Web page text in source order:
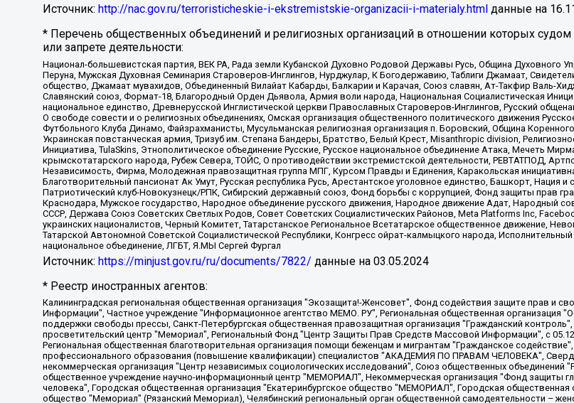
Источник: http://nac.gov.ru/terroristicheskie-i-ekstremistskie-organizacii-i-materialy.html данные на
* Перечень общественных объединений и религиозных организаций в отношении которых
или запрете деятельности:
Национал-большевистская партия, ВЕК РА, Рада земли Кубанской Духовно Родовой Державы Русь, Община Духовного
Перуна, Мужская Духовная Семинария Староверов-Инглингов, Нурджулар, К Богодержавию, Таблиги Джамаат,
общество, Джамаат мувахидов, Объединенный Вилайат Кабарды, Балкарии и Карачая, Союз славян, Ат-Такфир Валь-
Славянский союз, Формат-18, Благородный Орден Дьявола, Армия воли народа, Национальная Социалистическая
национальное единство, Древнерусской Инглистической церкви Православных Староверов-Инглингов, Русский
О свободе совести и о религиозных объединениях, Омская организация общественного политического движения
Футбольного Клуба Динамо, Файзрахманисты, Мусульманская религиозная организация п. Боровский, Община
Украинская повстанческая армия, Тризуб им. Степана Бандеры, Братство, Белый Крест, Misanthropic division,
Инициатива, TulaSkins, Этнополитическое объединение Русские, Русское национальное объединение Атака, Мечеть
крымскотатарского народа, Рубеж Севера, ТОЙС, О противодействии экстремистской деятельности, РЕВТАТПОД,
Независимость, Фирма, Молодежная правозащитная группа МПГ, Курсом Правды и Единения, Каракольская
Благотворительный пансионат Ак Умут, Русская республика Русь, Арестантское уголовное единство, Башкорт, Нация
Патриотический клуб-Новокузнецк/РПК, Сибирский державный союз, Фонд борьбы с коррупцией, Фонд защиты прав
Краснодара, Мужское государство, Народное объединение русского движения, Народное движение Адат, Народный
СССР, Держава Союз Советских Светлых Родов, Совет Советских Социалистических Районов, Meta Platforms Inc,
украинских националистов, Черный Комитет, Татарстанское Региональное Всетатарское общественное движение,
Татарской Автономной Советской Социалистической Республики, Конгресс ойрат-калмыцкого народа,
национальное объединение, ЛГБТ, Я.МЫ Сергей Фургал
Источник: https://minjust.gov.ru/ru/documents/7822/ данные на 03.05.2024
* Реестр иностранных агентов:
Калининградская региональная общественная организация "Экозащита!-Женсовет", Фонд содействия защите прав и свобод граждан "Общественный вердикт", Фонд "Институт Развития Свободы Информации", Частное учреждение "Информационное агентство МЕМО. РУ", Региональная общественная организация "Общественная комиссия по сохранению наследия академика Сахарова", Фонд поддержки свободы прессы, Санкт-Петербургская общественная правозащитная организация "Гражданский контроль", Межрегиональная общественная организация "Информационно-просветительский центр "Мемориал", Региональный Фонд "Центр Защиты Прав Средств Массовой Информации", с 05.12.2023 Фонд "Центр Защиты Прав Средств массовой информации", Региональная общественная благотворительная организация помощи беженцам и мигрантам "Гражданское содействие", Негосударственное образовательное учреждение дополнительного профессионального образования (повышение квалификации) специалистов "АКАДЕМИЯ ПО ПРАВАМ ЧЕЛОВЕКА", Свердловская региональная общественная организация "Сутяжник", Автономная некоммерческая организация "Центр независимых социологических исследований", Союз общественных объединений "Российский исследовательский центр по правам человека", Региональное общественное учреждение научно-информационный центр "МЕМОРИАЛ", Некоммерческая организация "Фонд защиты гласности", Автономная некоммерческая организация "Институт прав человека", Городская общественная организация "Екатеринбургское общество "МЕМОРИАЛ", Городская общественная организация "Рязанское историко-просветительское и правозащитное общество "Мемориал" (Рязанский Мемориал), Челябинский региональный орган общественной самодеятельности – женское общественное объединение "Женщины Евразии", Челябинский региональный орган общественной самодеятельности "Уральская правозащитная группа", Фонд содействия защите здоровья и социальной справедливости имени Андрея Рылькова, Автономная Некоммерческая Организация "Аналитический Центр Юрия Левады", Автономная некоммерческая организация социальной поддержки населения "Проект Апрель", Региональная общественная организация помощи женщинам и детям, находящимся в кризисной ситуации "Информационно-методический центр "Анна", Фонд содействия развитию массовых коммуникаций и правовому просвещению "Так-так-Так", Фонд содействия устойчивому развитию "Серебряная тайга", Свердловский региональный общественный фонд социальных проектов "Новое время", "Idel.Реалии", Кавказ.Реалии, Крым.Реалии, Телеканал Настоящее Время, Татаро-башкирская служба Радио Свобода (Azatliq Radiosi), Радио Свободная Европа/Радио Свобода (PCE/PC), "Сибирь.Реалии", "Фактограф", Благотворительный фонд помощи осужденным и их семьям, Автономная некоммерческая организация "Институт глобализации и социальных движений", Фонд "В защиту прав заключенных", Частное учреждение "Центр поддержки и содействия развитию средств массовой информации", Пензенский региональный общественный благотворительный фонд "Гражданский союз", "Север.Реалии", Некоммерческая организация Фонд "Правовая инициатива", Общество с ограниченной ответственностью "Радио Свободная Европа/Радио Свобода", Чешское информационное агентство "MEDIUM-ORIENT", Красноярская региональная общественная организация "Мы против СПИДа", Камалягин Денис Николаевич, Маркелов Сергей Евгеньевич, Пономарев Лев Александрович, Савицкая Людмила Алексеевна, Автономная некоммерческая организация "Центр по работе с проблемой насилия "НАСИЛИЮ.НЕТ", Межрегиональный профессиональный союз работников здравоохранения "Альянс врачей", Юридическое лицо, зарегистрированное в Латвийской Республике, SIA "Medusa Project" (регистрационный номер 40103797863, дата регистрации 10.06.2014), Некоммерческая организация "Фонд по борьбе с коррупцией", Автономная некоммерческая организация "Институт права и публичной политики", Баданин Роман Сергеевич, Гликин Максим Александрович, Железнова Мария Михайловна, Лукьянова Юлия Сергеевна, Маетная Елизавета Витальевна, Маняхин Петр Борисович, Чуракова Ольга Владимировна, Ярош Юлия Петровна, Юридическое лицо "The Insider SIA", зарегистрированное в Риге, Латвийская Республика (дата регистрации 26.06.2015), являющееся администратором доменного имени интернет-издания "The Insider SIA", https://theins.ru, Постернак Алексей Евгеньевич, Рубин Михаил Аркадьевич, Анин Роман Александрович, Юридическое лицо Istories fonds, зарегистрированное в Латвийской Республике (регистрационный номер 50008295751, дата регистрации 24.02.2020), Великовский Дмитрий Александрович, Долинина Ирина Николаевна, Мароховская Алеся Алексеевна, Шлейнов Роман Юрьевич, Шмагун Олеся Валентиновна, Общество с ограниченной ответственностью "Альтаир 2021", Общество с ограниченной ответственностью "Вега 2021", Общество с ограниченной ответственностью "Главный редактор 2021", Общество с ограниченной ответственностью "Ромашки монолит", Важенков Артем Валерьевич, Ивановская областная общественная организация "Центр гендерных исследований", Гурман Юрий Альбертович, Медиапроект "ОВД-Инфо", Егоров Владимир Владимирович, Жилинский Владимир Александрович, Общество с ограниченной ответственностью "ЗП", Иванова София Юрьевна, Карезина Инна Павловна, Кильтау Екатерина Викторовна, Петров Алексей Викторович, Пискунов Сергей Евгеньевич, Смирнов Сергей Сергеевич, Тихонов Михаил Сергеевич, Общество с ограниченной ответственностью "ЖУРНАЛИСТ-ИНОСТРАННЫЙ АГЕНТ", Арапова Галина Юрьевна, Вольтская Татьяна Анатольевна, Американская компания "Mason G.E.S. Anonymous Foundation" (США), являющаяся владельцем интернет-издания https://mnews.world/, Компания "Stichting Bellingcat", зарегистрированная в Нидерландах (дата регистрации 11.07.2018), Захаров Андрей Вячеславович, Клепиковская Екатерина Дмитриевна, Общество с ограниченной ответственностью "МЕМО", Перл Роман Александрович, Симонов Евгений Алексеевич, Соловьева Елена Анатольевна, Сотников Даниил Владимирович, Сурначева Елизавета Дмитриевна, Автономная некоммерческая организация по защите прав человека и информированию населения "Якутия – Наше Мнение", Общество с ограниченной ответственностью "Москоу диджитал медиа", с 26.01.2023